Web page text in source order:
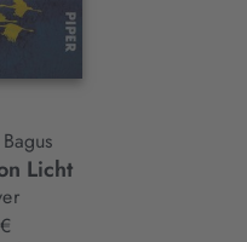
Licht